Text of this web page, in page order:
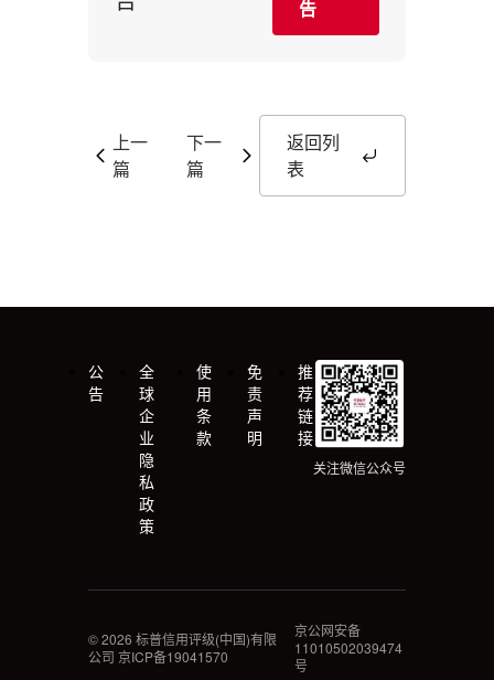
告
上一
篇
下一
篇
返回列
表
公
告
全
球
企
业
隐
私
政
策
使
用
条
款
免
责
声
明
推
荐
链
接
关注微信公众号
©2026 标普信用评级(中国)有限
公司 京ICP备19041570
京公网安备
11010502039474
号